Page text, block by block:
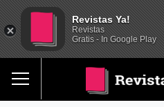
Revistas Ya!
Revistas
Gratis - In Google Play